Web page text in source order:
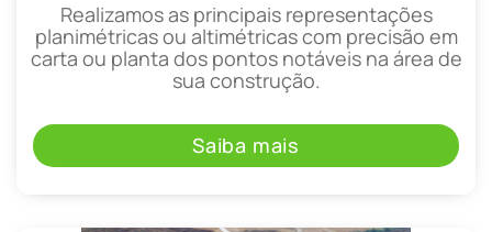
Realizamos as principais representações
planimétricas ou altimétricas com precisão em
carta ou planta dos pontos notáveis na área de
sua construção.
Saiba mais